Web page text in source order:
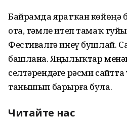
Байрамда яратҡан көйөңә
ота, тәмле итеп тамаҡ
Фестивалгә инеү бушлай.
башлана. Яңылыҡтар
селтәрендәге рәсми
танышып барырға була.
Читайте нас